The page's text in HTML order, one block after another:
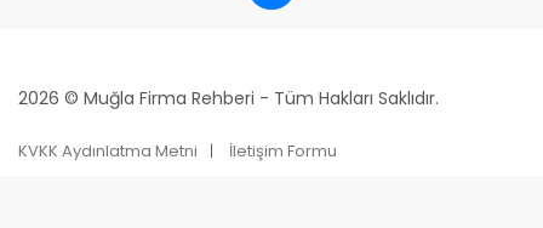
2026 © Muğla Firma Rehberi - Tüm Hakları Saklıdır.
KVKK Aydınlatma Metni İletişim Formu